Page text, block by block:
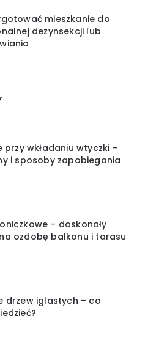
mieszkanie do
dezynsekcji lub
przy wkładaniu wtyczki –
i sposoby zapobiegania
– doskonały
ozdobę balkonu i tarasu
drzew iglastych – co